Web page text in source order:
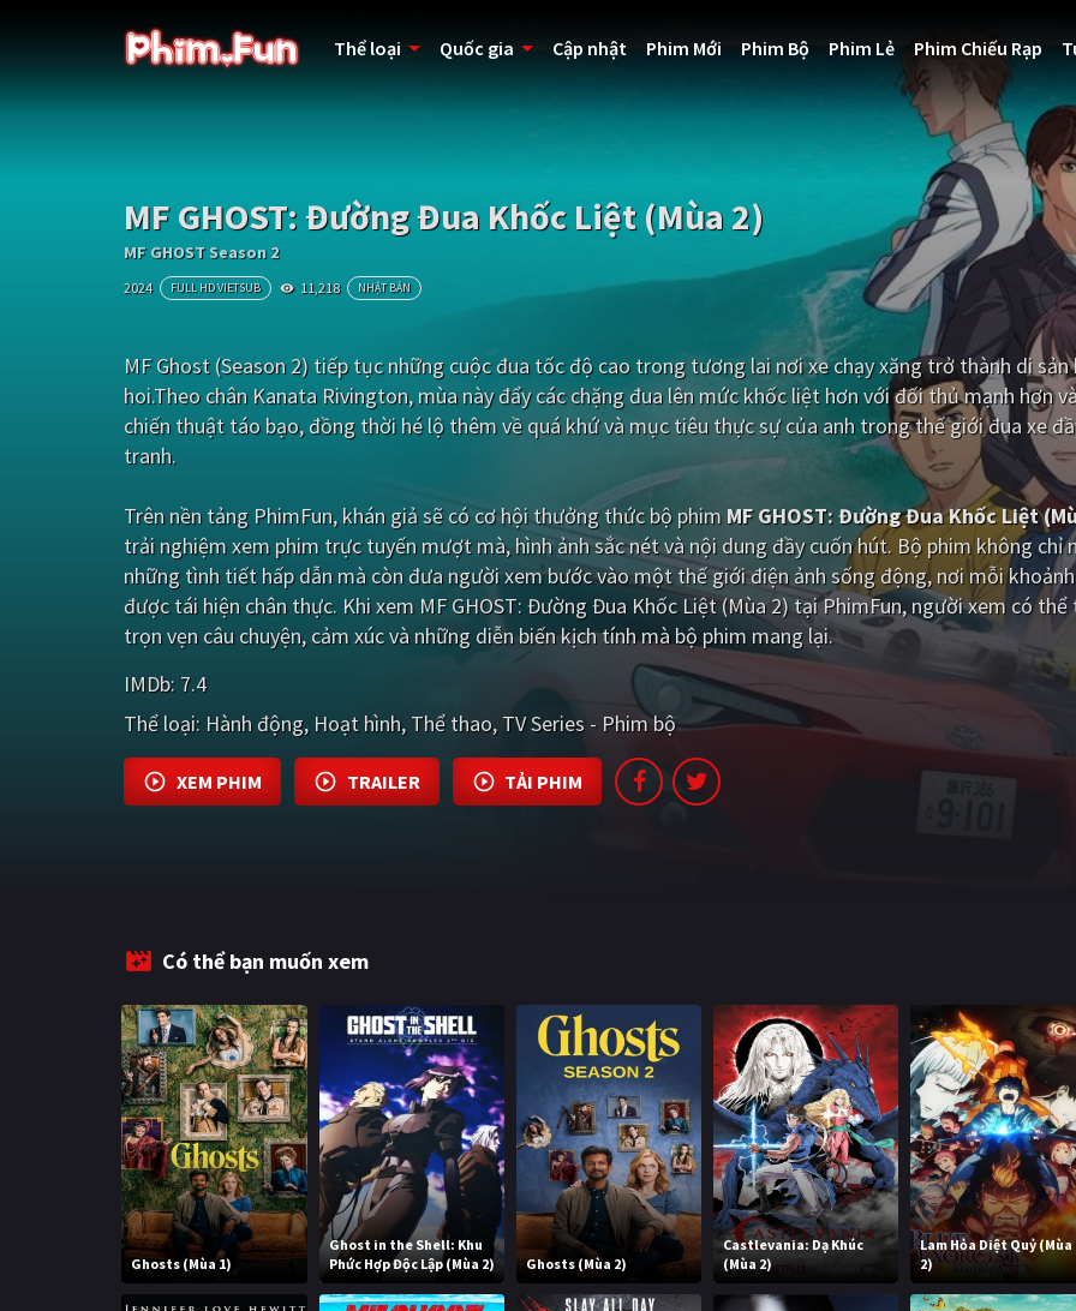
Thể loại Quốc gia Cập nhật Phim Mới Phim Bộ Phim Lẻ Phim Chiếu Rạp
MF GHOST: Đường Đua Khốc Liệt (Mùa 2)
MF GHOST Season 2
2024 FULL HD VIETSUB 11,218 NHẬT BẢN
MF Ghost (Season 2) tiếp tục những cuộc đua tốc độ cao trong tương lai nơi xe chạy xăng trở thành di sản
hoi.Theo chân Kanata Rivington, mùa này đẩy các chặng đua lên mức khốc liệt hơn với đối thủ mạnh hơn
chiến thuật táo bạo, đồng thời hé lộ thêm về quá khứ và mục tiêu thực sự của anh trong thế giới đua xe
tranh.
Trên nền tảng PhimFun, khán giả sẽ có cơ hội thưởng thức bộ phim MF GHOST: Đường Đua Khốc Liệt
trải nghiệm xem phim trực tuyến mượt mà, hình ảnh sắc nét và nội dung đầy cuốn hút. Bộ phim không chỉ
những tình tiết hấp dẫn mà còn đưa người xem bước vào một thế giới điện ảnh sống động, nơi mỗi
được tái hiện chân thực. Khi xem MF GHOST: Đường Đua Khốc Liệt (Mùa 2) tại PhimFun, người xem có
trọn vẹn câu chuyện, cảm xúc và những diễn biến kịch tính mà bộ phim mang lại.
IMDb: 7.4
Thể loại: Hành động Hoạt hình Thể thao TV Series - Phim bộ
XEM PHIM TRAILER TẢI PHIM
Có thể bạn muốn xem
Ghosts (Mùa 1)
Ghost in the Shell: Khu
Phức Hợp Độc Lập (Mùa 2)
Ghosts (Mùa 2)
Castlevania: Dạ Khúc
(Mùa 2)
Lam Hỏa Diệt Quỷ (Mùa
2)